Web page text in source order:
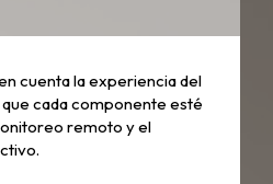
cuenta la experiencia del
cada componente esté
remoto y el